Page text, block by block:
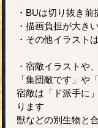
・BUは切り抜き
・描画負担が大き
・その他イラスト
・宿敵イラストや
「集団敵です」や
宿敵は「ド派手に
ります
獣などの別生物と